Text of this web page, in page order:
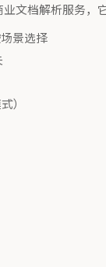
文档解析服务，
景选择
）